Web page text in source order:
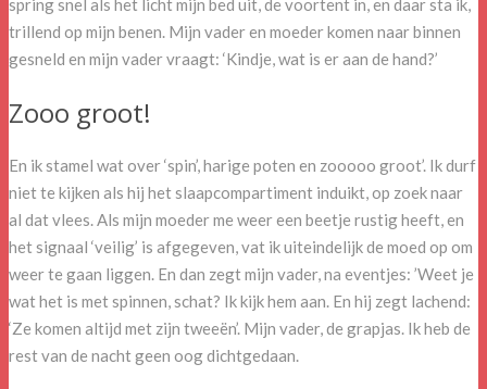
spring snel als het licht mijn bed uit, de voortent in, en daar sta ik,
trillend op mijn benen. Mijn vader en moeder komen naar binnen
gesneld en mijn vader vraagt: ‘Kindje, wat is er aan de hand?’
Zooo groot!
En ik stamel wat over ‘spin’, harige poten en zooooo groot’. Ik durf
niet te kijken als hij het slaapcompartiment induikt, op zoek naar
al dat vlees. Als mijn moeder me weer een beetje rustig heeft, en
het signaal ‘veilig’ is afgegeven, vat ik uiteindelijk de moed op om
weer te gaan liggen. En dan zegt mijn vader, na eventjes: ’Weet je
wat het is met spinnen, schat? Ik kijk hem aan. En hij zegt lachend:
‘Ze komen altijd met zijn tweeën’. Mijn vader, de grapjas. Ik heb de
rest van de nacht geen oog dichtgedaan.